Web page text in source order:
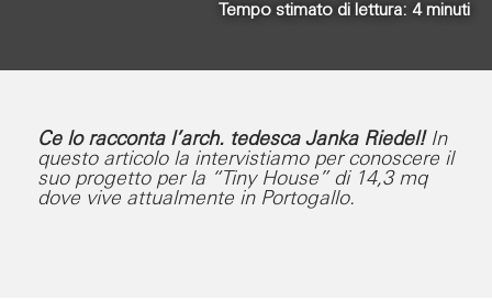
Tempo stimato di lettura: 4 minuti
Ce lo racconta l’arch. tedesca Janka Riedel!In
questo articolo la intervistiamo per conoscere il
suo progetto per la “Tiny House” di 14,3 mq
dove vive attualmente in Portogallo.